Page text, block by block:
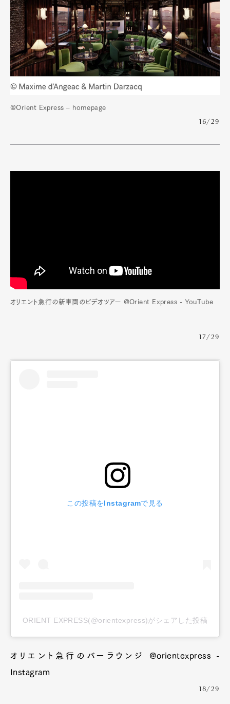
@Orient Express – homepage
16/29
オリエント急行の新車両のビデオツアー @Orient Express - YouTube
17/29
この投稿をInstagramで見る
ORIENT EXPRESS(@orientexpress)がシェアした投稿
オリエント急行のバーラウンジ @orientexpress -
Instagram
18/29